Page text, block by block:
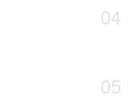
04
05